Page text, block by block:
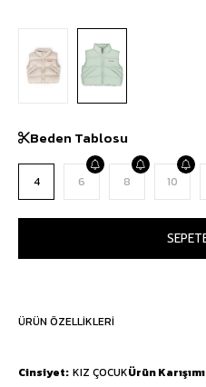
Beden Tablosu
4 6 8 10
ÜRÜN ÖZELLIKLERI
Cinsiyet KIZ ÇOCUKÜrün Karışımı